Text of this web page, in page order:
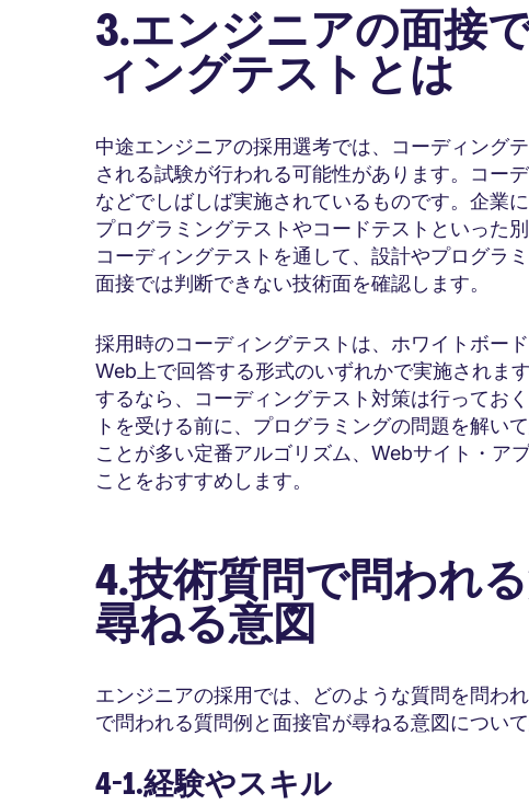
3.エンジニアの面接
ィングテストとは
中途エンジニアの採用選考では、コーディング
される試験が行われる可能性があります。コー
などでしばしば実施されているものです。企業
プログラミングテストやコードテストといった
コーディングテストを通して、設計やプログラ
面接では判断できない技術面を確認します。
採用時のコーディングテストは、ホワイトボー
Web上で回答する形式のいずれかで実施されま
するなら、コーディングテスト対策は行ってお
トを受ける前に、プログラミングの問題を解い
ことが多い定番アルゴリズム、Webサイト・ア
ことをおすすめします。
4.技術質問で問われ
尋ねる意図
エンジニアの採用では、どのような質問を問わ
で問われる質問例と面接官が尋ねる意図について
4-1.経験やスキル